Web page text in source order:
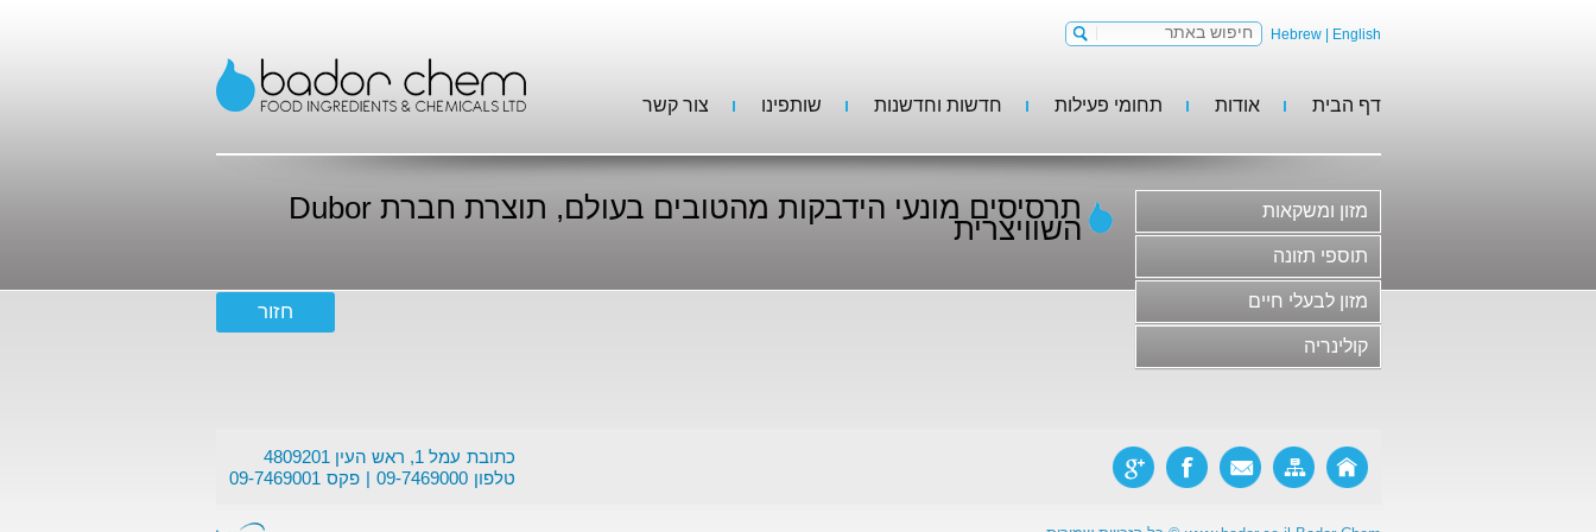
Hebrew| English
דף הבית אודות תחומי פעילות
תוספי תזונה
מזון לבעלי חיים
חדשות וחדשנות שותפינו צור קשר
מזון ומשקאות
משקאות וסירופים
גלידות, קינוחים וקונדיטוריה
חלב ומוצריו
בשר ומוצריו ותחליפי בשר
ריבות, דבש ודברי מתיקה
מזון פונקציונלי
תוספי תזונה
מזון לבעלי חיים
קולינריה
תרסיסים מונעי הידבקות מהטובים בעולם, תוצרת חברת Dubor
השוויצרית
כתובת עמל 1, ראש העין 4809201
טלפון 09-7469000 פקס 09-7469001